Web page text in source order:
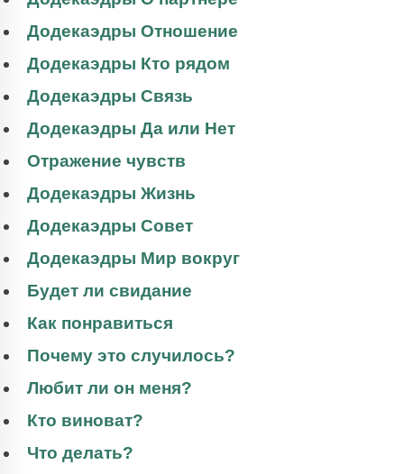
Додекаэдры Отношение
Додекаэдры Кто рядом
Додекаэдры Связь
Додекаэдры Да или Нет
Отражение чувств
Додекаэдры Жизнь
Додекаэдры Совет
Додекаэдры Мир вокруг
Будет ли свидание
Как понравиться
Почему это случилось?
Любит ли он меня?
Кто виноват?
Что делать?